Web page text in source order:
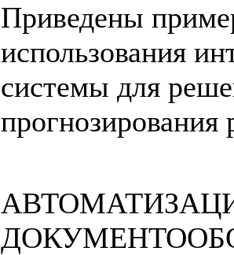
Приведены
использования
системы для
прогнозирования